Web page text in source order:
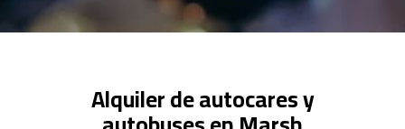
Alquiler de autocares y